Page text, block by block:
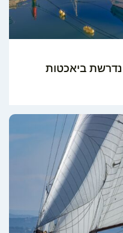
נדרשת ביאכטות